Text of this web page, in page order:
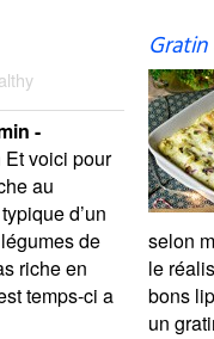
-
Et voici pour
au
d’un
de
riche en
temps-ci a
selon
le
bons
un